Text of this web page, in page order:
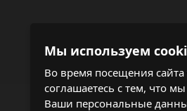
Политика
записаться на
Мы используем
Во время посещения
соглашаетесь с тем, что
Ваши персональные